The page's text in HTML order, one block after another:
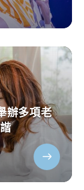
辦多項老